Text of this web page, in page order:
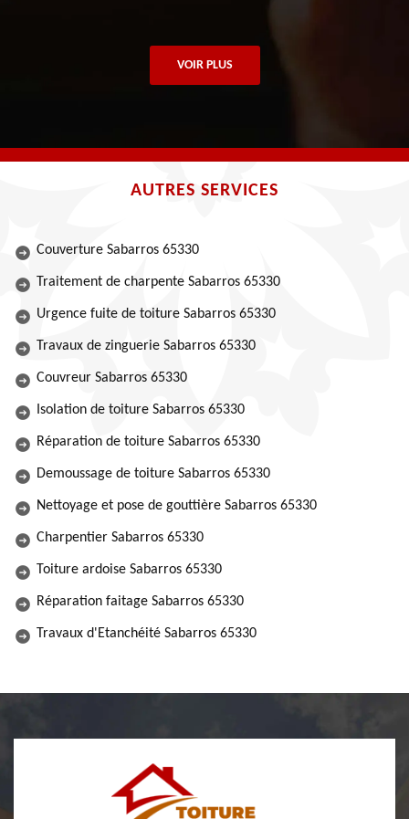
VOIR PLUS
AUTRES SERVICES
Couverture Sabarros 65330
Traitement de charpente Sabarros 65330
Urgence fuite de toiture Sabarros 65330
Travaux de zinguerie Sabarros 65330
Couvreur Sabarros 65330
Isolation de toiture Sabarros 65330
Réparation de toiture Sabarros 65330
Demoussage de toiture Sabarros 65330
Nettoyage et pose de gouttière Sabarros 65330
Charpentier Sabarros 65330
Toiture ardoise Sabarros 65330
Réparation faitage Sabarros 65330
Travaux d'Etanchéité Sabarros 65330